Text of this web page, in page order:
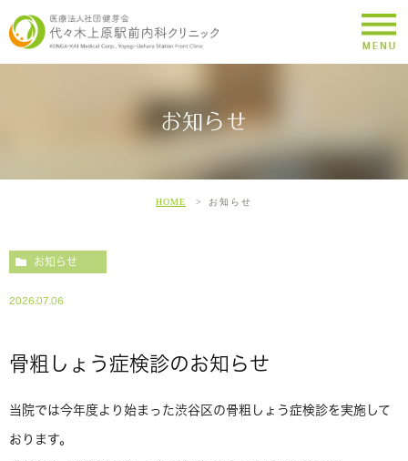
お知らせ
HOME お知らせ
お知らせ
2026.07.06
骨粗しょう症検診のお知らせ
当院では今年度より始まった渋谷区の骨粗しょう症検診を実施して
おります。